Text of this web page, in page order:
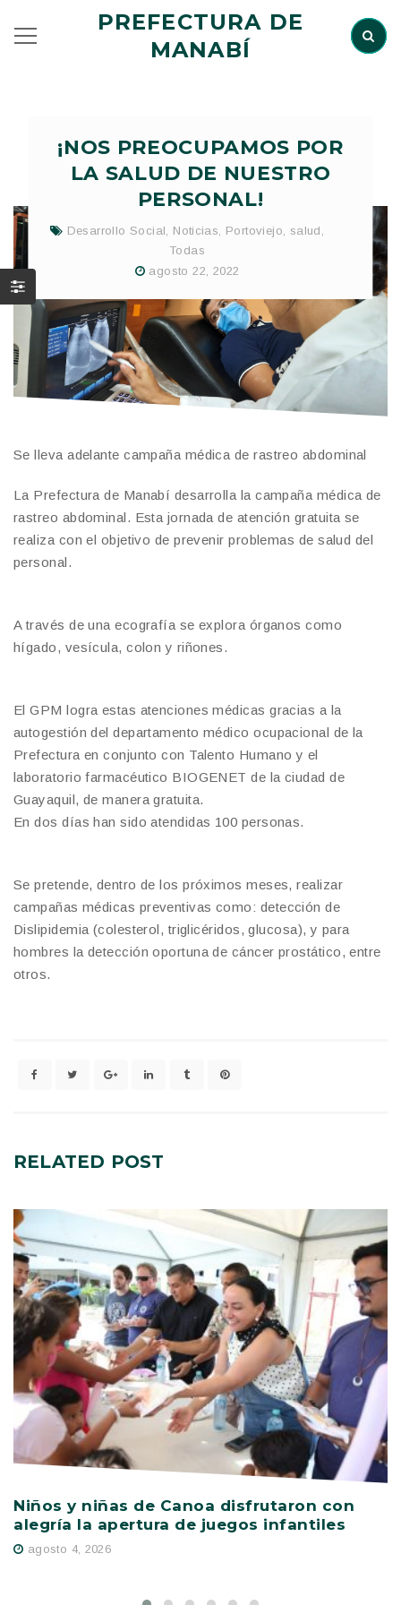
PREFECTURA DE
MANABÍ
¡NOS PREOCUPAMOS POR
LA SALUD DE NUESTRO
PERSONAL!
Desarrollo Social, Noticias, Portoviejo, salud ,
Todas
agosto 22, 2022
Se lleva adelante campaña médica de rastreo abdominal
La Prefectura de Manabí desarrolla la campaña médica de
rastreo abdominal. Esta jornada de atención gratuita se
realiza con el objetivo de prevenir problemas de salud del
personal.
A través de una ecografía se explora órganos como
hígado, vesícula, colon y riñones.
El GPM logra estas atenciones médicas gracias a la
autogestión del departamento médico ocupacional de la
Prefectura en conjunto con Talento Humano y el
laboratorio farmacéutico BIOGENET de la ciudad de
Guayaquil, de manera gratuita.
En dos días han sido atendidas 100 personas.
Se pretende, dentro de los próximos meses, realizar
campañas médicas preventivas como: detección de
Dislipidemia (colesterol, triglicéridos, glucosa), y para
hombres la detección oportuna de cáncer prostático, entre
otros.
RELATED POST
Niños y niñas de Canoa disfrutaron con
alegría la apertura de juegos infantiles
agosto 4, 2026